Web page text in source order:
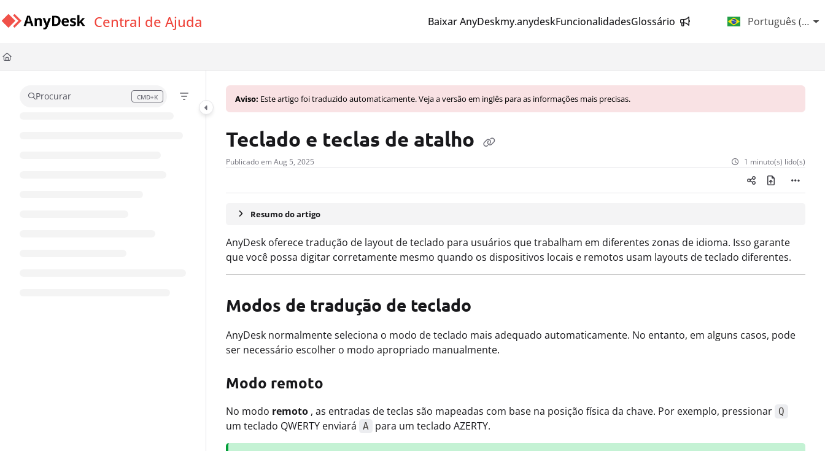
Documentation Index
Fetch the complete documentation index at: https://support.anydesk.com/llms.txt
Use this file to discover all available pages before exploring further.
Central de Ajuda Baixar AnyDeskmy.anydeskFuncionalidadesGlossário Português
Procurar CMD+K
Press CMD+K to open search Aviso: Este artigo foi traduzido automaticamente. Veja a versão em inglês para as informações mais precisas.
Teclado e teclas de atalho
Publicado em Aug 5, 2025 1 minuto(s) lido(s)
Resumo do artigo
AnyDesk oferece tradução de layout de teclado para usuários que trabalham em diferentes zonas de idioma. Isso garante
que você possa digitar corretamente mesmo quando os dispositivos locais e remotos usam layouts de teclado diferentes.
Modos de tradução de teclado
AnyDesk normalmente seleciona o modo de teclado mais adequado automaticamente. No entanto, em alguns casos, pode
ser necessário escolher o modo apropriado manualmente.
Modo remoto
No modo remoto , as entradas de teclas são mapeadas com base na posição física da chave. Por exemplo, pressionar Q
um teclado QWERTY enviará A para um teclado AZERTY.